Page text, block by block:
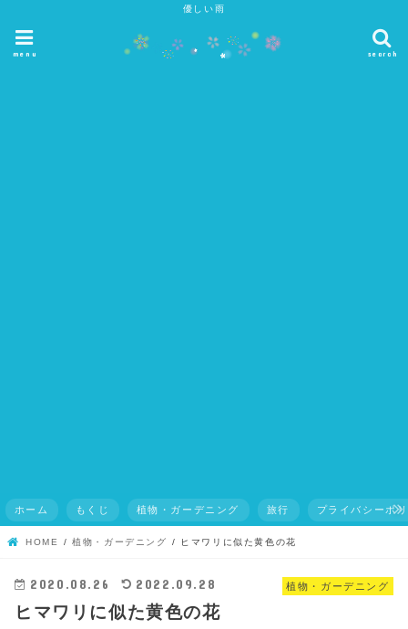
優しい雨
search
menu
ホーム もくじ 植物・ガーデニング 旅行 プライバシーポ
HOME 植物・ガーデニング ヒマワリに似た黄色の花
植物・ガーデニング
2020.08.26 2022.09.28
ヒマワリに似た黄色の花